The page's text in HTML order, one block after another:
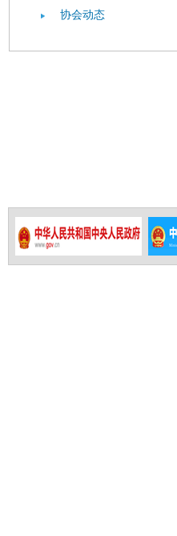
协会动态